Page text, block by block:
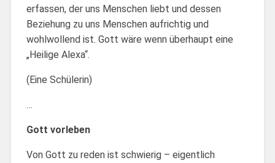
erfassen, der uns Menschen liebt und dessen
Beziehung zu uns Menschen aufrichtig und
wohlwollend ist. Gott wäre wenn überhaupt eine
„Heilige Alexa“.
(Eine Schülerin)
…
Gott vorleben
Von Gott zu reden ist schwierig – eigentlich